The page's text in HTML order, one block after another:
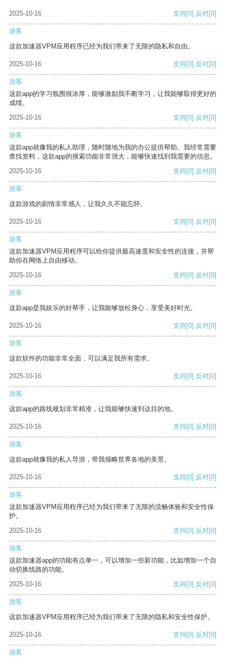
2025-10-16 支持[0] 反对[0]
游客
这款加速器VPM应用程序已经为我们带来了无限的隐私和自由。
2025-10-16 支持[0] 反对[0]
游客
这款app的学习氛围很浓厚，能够激励我不断学习，让我能够取得更好的
成绩。
2025-10-16
支持[0] 反对[0]
游客
这款app就像我的私人助理，随时随地为我的办公提供帮助。我经常需要
查找资料，这款app的搜索功能非常强大，能够快速找到我需要的信息。
2025-10-16
支持[0] 反对[0]
游客
这款游戏的剧情非常感人，让我久久不能忘怀。
2025-10-16 支持[0] 反对[0]
游客
这款加速器VPM应用程序可以给你提供最高速度和安全性的连接，并帮
助你在网络上自由移动。
2025-10-16
支持[0] 反对[0]
游客
这款app是我娱乐的好帮手，让我能够放松身心，享受美好时光。
2025-10-16 支持[0] 反对[0]
游客
这款软件的功能非常全面，可以满足我所有需求。
2025-10-16 支持[0] 反对[0]
游客
这款app的路线规划非常精准，让我能够快速到达目的地。
2025-10-16 支持[0] 反对[0]
游客
这款app就像我的私人导游，带我领略世界各地的美景。
2025-10-16 支持[0] 反对[0]
游客
这款加速器VPM应用程序已经为我们带来了无限的流畅体验和安全性保
护。
2025-10-16
支持[0] 反对[0]
游客
这款加速器app的功能有点单一，可以增加一些新功能，比如增加一个自
动切换线路的功能。
2025-10-16
支持[0] 反对[0]
游客
这款加速器VPM应用程序已经为我们带来了无限的隐私和安全性保护。
2025-10-16 支持[0] 反对[0]
游客